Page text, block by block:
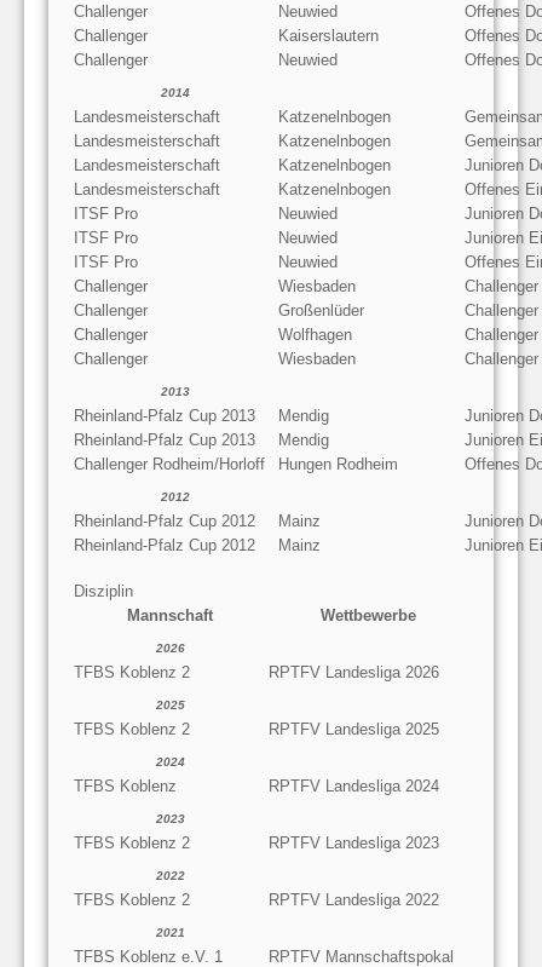
Challenger
Neuwied
Offenes
Challenger
Kaiserslautern
Offenes
Challenger
Neuwied Offenes
2014
Landesmeisterschaft Katzenelnbogen
Landesmeisterschaft
Katzenelnbogen
Landesmeisterschaft
Katzenelnbogen
Junioren
Landesmeisterschaft
Katzenelnbogen
Offenes
ITSF Pro
Neuwied
Junioren
ITSF Pro
Neuwied
Junioren
ITSF Pro
Neuwied
Offenes
Challenger
Wiesbaden
Challenger
Challenger
Großenlüder
Challenger
Challenger
Wolfhagen
Challenger
Challenger
Wiesbaden Challenger
2013
Rheinland-Pfalz Cup 2013 Mendig
Junioren
Rheinland-Pfalz Cup 2013
Mendig
Junioren
Challenger Rodheim/Horloff
Hungen Rodheim Offenes
2012
Rheinland-Pfalz Cup 2012 Mainz
Junioren
Rheinland-Pfalz Cup 2012
Mainz Junioren
Disziplin
Mannschaft
Wettbewerbe
2026
TFBS Koblenz 2 RPTFV Landesliga 2026
2025
TFBS Koblenz 2 RPTFV Landesliga 2025
2024
TFBS Koblenz RPTFV Landesliga 2024
2023
TFBS Koblenz 2 RPTFV Landesliga 2023
2022
TFBS Koblenz 2 RPTFV Landesliga 2022
2021
TFBS Koblenz e.V. 1 RPTFV Mannschaftspokal